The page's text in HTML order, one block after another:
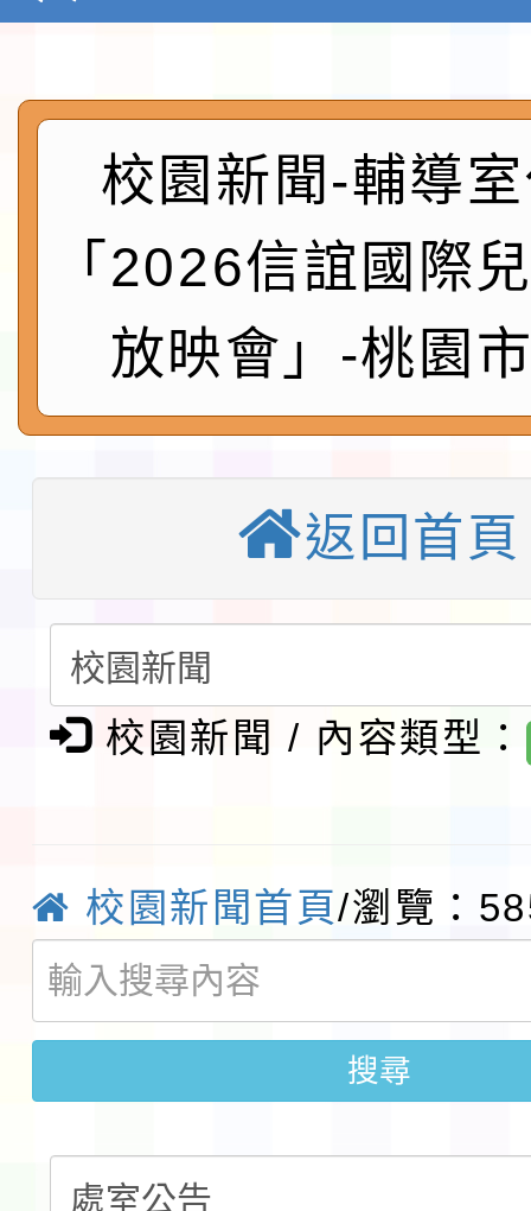
檢送桃園市115學年度
及師生本土語及新住民
實施要點各1份
115年食農教育專業人
程
函轉國家通訊傳播委員
鎮韌性（防空）演習－
速演練執行計畫」
「115年金融知識線上
本校115學年度第1學
第3次招考代課鐘點教
告(不再辦理後續甄選)
檢送「桃園市115學年
程安排一案
「桃園市補助參觀特色
展演活動實施計畫」
請一案
教育部校安中心白海豚
報
淨零綠領人才培育課程
檢送桃園市115學年度
程
函轉國家通訊傳播委員
鎮韌性（防空）演習－
速演練執行計畫」
「115年金融知識線上
法」
本校115學年度第1學
第3次招考代課鐘點教
告(不再辦理後續甄選)
檢送「桃園市115學年
賽實施要點」1份
本市「115學年度學生
校園新聞-輔導
「2026信誼國際
放映會」-桃園
返回首頁
校園新聞 / 內容類型：
校園新聞首頁/瀏覽：
搜尋